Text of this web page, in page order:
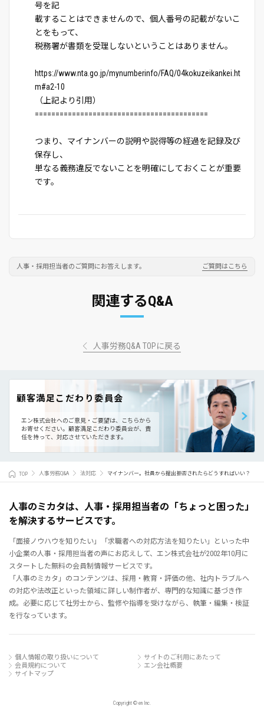
号を記
載することはできませんので、個人番号の記載がないこ
とをもって、
税務署が書類を受理しないということはありません。
https://www.nta.go.jp/mynumberinfo/FAQ/04kokuzeikankei.ht
m#a2-10
（上記より引用）
==========================================
つまり、マイナンバーの説明や説得等の経過を記録及び
保存し、
単なる義務違反でないことを明確にしておくことが重要
です。
人事・採用担当者のご質問にお答えします。 ご質問はこちら
関連するQ&A
人事労務Q&A TOPに戻る
顧客満足こだわり委員会
エン株式会社へのご意見・ご要望は、こちらから
お寄せください。 顧客満足こだわり委員会が、責
任を持って、対応させていただきます。
TOP 人事労務Q&A 法対応 マイナンバー。社員から提出拒否されたらどうすればいい？
人事のミカタは、人事・採用担当者の「ちょっと困った」
を解決するサービスです。
「面接ノウハウを知りたい」「求職者への対応方法を知りたい」といった中
小企業の人事・採用担当者の声にお応えして、エン株式会社が2002年10月に
スタートした無料の会員制情報サービスです。
「人事のミカタ」のコンテンツは、採用・教育・評価の他、社内トラブルへ
の対応や法改正といった領域に詳しい制作者が、専門的な知識に基づき作
成。必要に応じて社労士から、監修や指導を受けながら、執筆・編集・検証
を行なっています。
個人情報の取り扱いについて
サイトのご利用にあたって
会員規約について
エン会社概要
サイトマップ
Copyright © en Inc.